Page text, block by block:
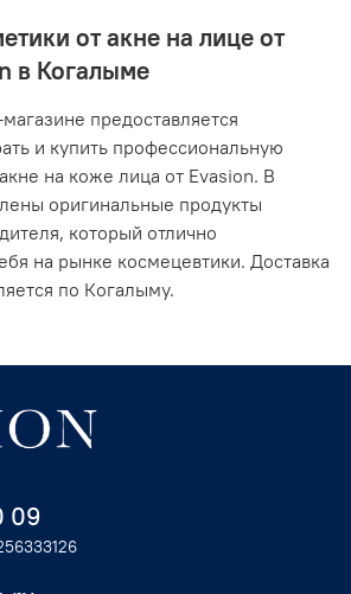
от акне на лице от
в Когалыме
предоставляется
и купить профессиональную
на коже лица от Evasion. В
оригинальные продукты
который отлично
на рынке космецевтики. Доставка
по Когалыму.
09